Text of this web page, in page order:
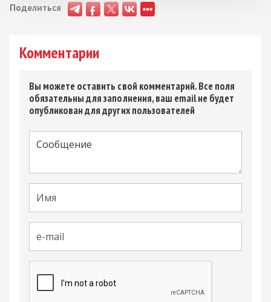
Поделиться
Комментарии
Вы можете оставить свой комментарий. Все поля
обязательны для заполнения, ваш email не будет
опубликован для других пользователей